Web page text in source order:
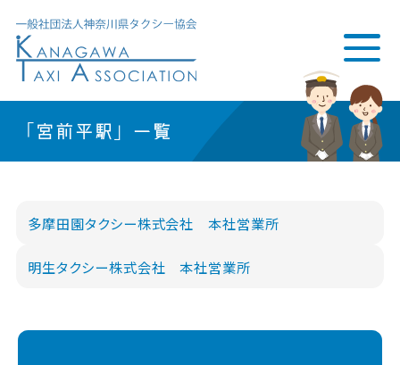
「宮前平駅」一覧
多摩田園タクシー株式会社 本社営業所
明生タクシー株式会社 本社営業所